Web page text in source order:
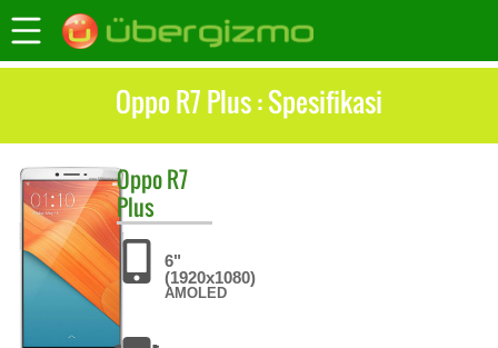
Oppo R7 Plus : Spesifikasi
OppoR7
Plus
6"
(1920x1080)
AMOLED